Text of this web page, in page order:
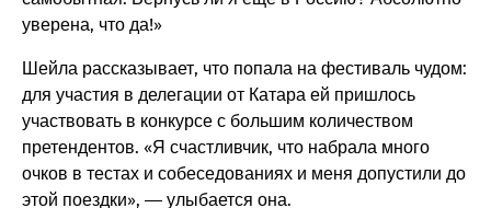
уверена, что да!»
Шейла рассказывает, что попала на фестиваль чудом:
для участия в делегации от Катара ей пришлось
участвовать в конкурсе с большим количеством
претендентов. «Я счастливчик, что набрала много
очков в тестах и собеседованиях и меня допустили до
этой поездки», — улыбается она.